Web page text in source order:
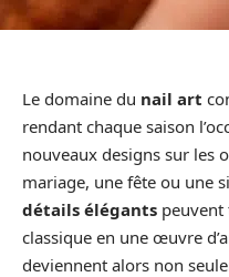
Le domaine du nail art
rendant chaque saison
nouveaux designs sur les
mariage, une fête ou une
détails élégants
classique en une œuvre
deviennent alors non